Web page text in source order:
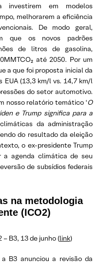
investirem em modelos
melhorarem a eficiência
De modo geral,
que os novos padrões
de litros de gasolina,
até 2050. Por um
a que foi proposta inicial da
(13,3 km/l vs. 14,7 km/l
do setor automotivo.
nosso relatório temático ‘O
e Trump significa para a
da administração
do resultado da eleição
o ex-presidente Trump
a agenda climática de seu
de subsídios federais
na metodologia
(ICO2)
B3, 13 de junho (link)
B3 anunciou a revisão da